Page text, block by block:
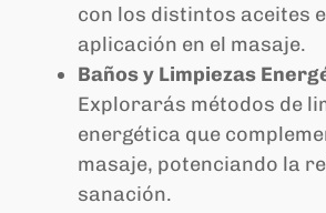
con los distintos aceites
aplicación en el masaje.
Baños y Limpiezas
Explorarás métodos de
energética que
masaje, potenciando la
sanación.